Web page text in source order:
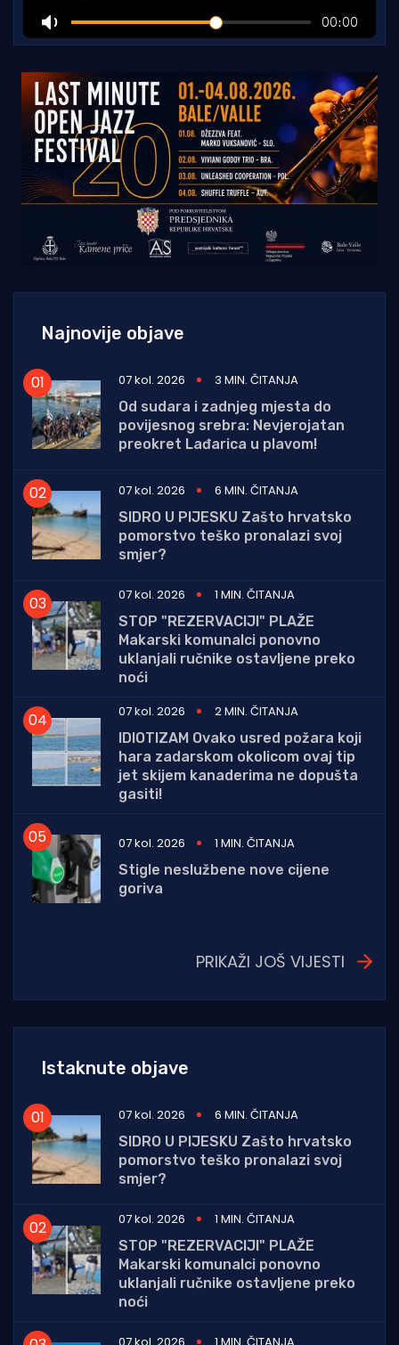
Najnovije objave
07 kol. 2026
3 MIN. ČITANJA
Od sudara i zadnjeg mjesta do
povijesnog srebra: Nevjerojatan
preokret Lađarica u plavom!
07 kol. 2026
6 MIN. ČITANJA
SIDRO U PIJESKU Zašto hrvatsko
pomorstvo teško pronalazi svoj
smjer?
07 kol. 2026
1 MIN. ČITANJA
STOP "REZERVACIJI" PLAŽE
Makarski komunalci ponovno
uklanjali ručnike ostavljene preko
noći
07 kol. 2026
2 MIN. ČITANJA
IDIOTIZAM Ovako usred požara koji
hara zadarskom okolicom ovaj tip
jet skijem kanaderima ne dopušta
gasiti!
07 kol. 2026
1 MIN. ČITANJA
Stigle neslužbene nove cijene
goriva
PRIKAŽI JOŠ VIJESTI
Istaknute objave
07 kol. 2026
6 MIN. ČITANJA
SIDRO U PIJESKU Zašto hrvatsko
pomorstvo teško pronalazi svoj
smjer?
07 kol. 2026
1 MIN. ČITANJA
STOP "REZERVACIJI" PLAŽE
Makarski komunalci ponovno
uklanjali ručnike ostavljene preko
noći